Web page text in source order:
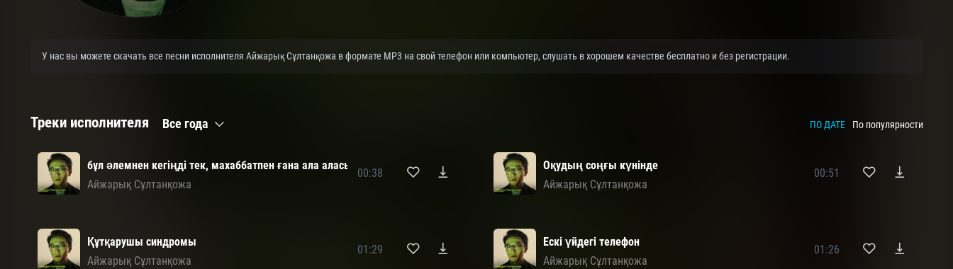
У нас вы можете скачать все песни исполнителя Айжарық Сұлтанқожа в формате MP3 на свой телефон или компьютер, слушать в хорошем качестве бесплатно и без регистрации.
Треки исполнителя Все года ПО ДАТЕ По популярности
бұл әлемнен кегіңді тек, махаббатпен ғана ала аласың
Айжарық Сұлтанқожа
00:38
Оқудың соңғы күнінде
Айжарық Сұлтанқожа
00:51
Құтқарушы синдромы
Айжарық Сұлтанқожа
01:29
Ескі үйдегі телефон
Айжарық Сұлтанқожа
01:26